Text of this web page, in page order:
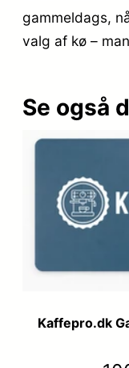
gammeldags,
valg af kø –
Se også
Kaffepro.dk